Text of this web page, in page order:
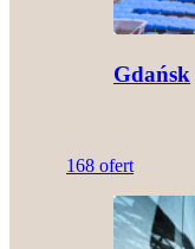
Gdańsk
168 ofert